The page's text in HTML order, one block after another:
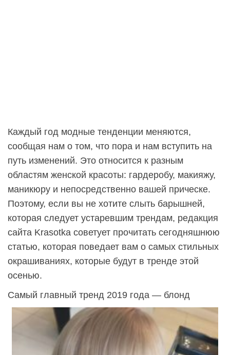
Каждый год модные тенденции меняются,
сообщая нам о том, что пора и нам вступить на
путь изменений. Это относится к разным
областям женской красоты: гардеробу, макияжу,
маникюру и непосредственно вашей прическе.
Поэтому, если вы не хотите слыть барышней,
которая следует устаревшим трендам, редакция
сайта Krasotka советует прочитать сегодняшнюю
статью, которая поведает вам о самых стильных
окрашиваниях, которые будут в тренде этой
осенью.
Самый главный тренд 2019 года — блонд